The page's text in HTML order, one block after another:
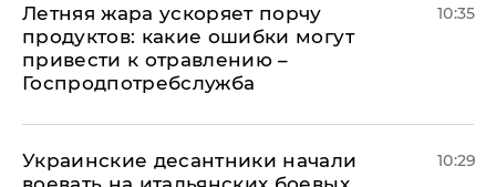
Летняя жара ускоряет порчу
продуктов: какие ошибки могут
привести к отравлению –
Госпродпотребслужба
10:35
Украинские десантники начали
10:29